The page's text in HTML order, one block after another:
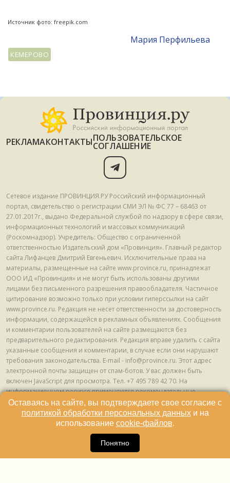
Источник фото: freepik.com
Мария Перфильева
КЕМЕРОВО
РЕКЛАМАКОНТАКТЫПОЛЬЗОВАТЕЛЬСКОЕ
СОГЛАШЕНИЕ
Сетевое издание ПРОВИНЦИЯ.РУ Российский информационный
портал, свидетельство о регистрации СМИ ЭЛ № ФС 77 – 68463 от
27.01.2017г., выдано Федеральной службой по надзору в сфере связи,
информационных технологий и массовых коммуникаций
(Роскомнадзор). Учредитель: Общество с ограниченной
ответственностью Издательский дом «Провинция». Главный редактор
сайта Лифанцев Дмитрий Евгеньевич. Исключительные права на
материалы, размещенные на сайте www.province.ru, принадлежат
ООО ИД «Провинция» и не могут быть использованы другими
лицами без письменного разрешения правообладателя. Частичное
цитирование возможно только при условии гиперссылки на сайт
www.province.ru. Редакция не несет ответственности за достоверность
информации, содержащейся в рекламных объявлениях. Сообщения
и комментарии пользователей на сайте размещаются без
предварительного редактирования. Редакция вправе удалить с сайта
указанные сообщения и комментарии, в случае если они нарушают
требования законодательства. E-mail - info@province.ru. Этот адрес
электронной почты защищен от спам-ботов. У вас должен быть
включен JavaScript для просмотра. Tел. +7 495 789 42 70. На
информационном ресурсе применяются рекомендательные
технологии (информационные технологии предоставления
информации на основе сбора, систематизации и анализа сведений,
относящихся к предпочтениям пользователей сети "Интернет",
находящихся на территории Российской Федерации) © ООО ИД
Оставаясь на сайте, вы подтверждаете свое согласие с
политикой обработки персональных данныхи на
использование cookie-файлов.
Понятно